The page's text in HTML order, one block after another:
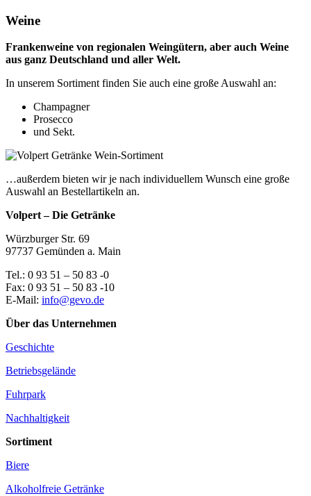
Weine
Frankenweine von regionalen Weingütern, aber auch Weine
aus ganz Deutschland und aller Welt.
In unserem Sortiment finden Sie auch eine große Auswahl an:
Champagner
Prosecco
und Sekt.
…außerdem bieten wir je nach individuellem Wunsch eine große
Auswahl an Bestellartikeln an.
Volpert – Die Getränke
Würzburger Str. 69
97737 Gemünden a. Main
Tel.: 0 93 51 – 50 83 -0
Fax: 0 93 51 – 50 83 -10
E-Mail: info@gevo.de
Über das Unternehmen
Geschichte
Betriebsgelände
Fuhrpark
Nachhaltigkeit
Sortiment
Biere
Alkoholfreie Getränke